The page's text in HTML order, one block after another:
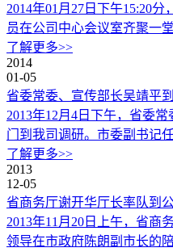
2014年01月27日下午15:20
员在公司中心会议室齐聚一
了解更多>>
2014
01-05
省委常委、宣传部长吴靖平
2013年12月4日下午，省委
门到我司调研。市委副书记
了解更多>>
2013
12-05
省商务厅谢开华厅长率队到
2013年11月20日上午，省商
领导在市政府陈朗副市长的